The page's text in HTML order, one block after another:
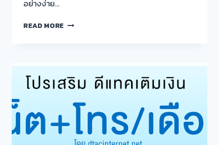
อย่างง่าย…
READ MORE ยกเลิก
ยกเลิก
แพ็คเกจ
เสริม
อย่าง